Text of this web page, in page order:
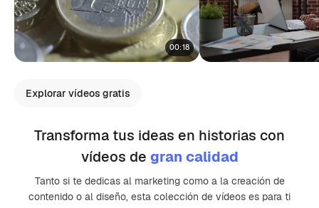
00:18
Explorar vídeos gratis
Transforma tus ideas en historias con
vídeos de gran calidad
Tanto si te dedicas al marketing como a la creación de
contenido o al diseño, esta colección de vídeos es para ti